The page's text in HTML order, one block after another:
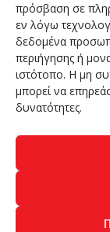
πρόσβαση σε
εν λόγω
δεδομένα
περιήγησης ή
ιστότοπο. Η μη
μπορεί να
δυνατότητες.
Δικαιούχος
Διευθυντής:
Διαχειριστής:
Δήλωση
Αριθμός